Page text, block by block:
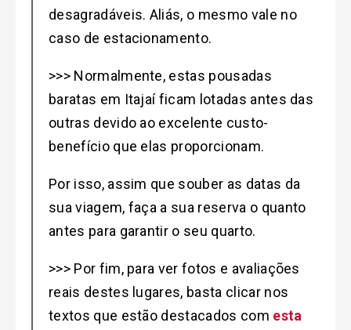
desagradáveis. Aliás, o mesmo vale no
caso de estacionamento.
>>> Normalmente, estas pousadas
baratas em Itajaí ficam lotadas antes das
outras devido ao excelente custo-
benefício que elas proporcionam.
Por isso, assim que souber as datas da
sua viagem, faça a sua reserva o quanto
antes para garantir o seu quarto.
>>> Por fim, para ver fotos e avaliações
reais destes lugares, basta clicar nos
textos que estão destacados com esta